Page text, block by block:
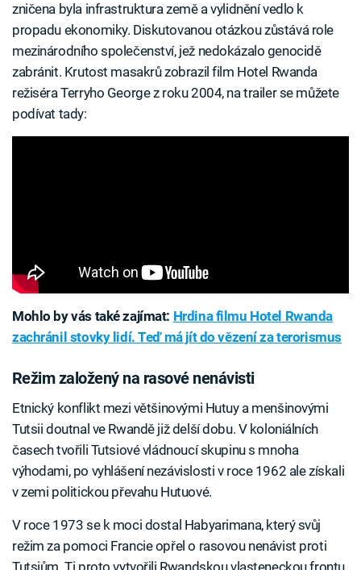
zničena byla infrastruktura země a vylidnění vedlo k
propadu ekonomiky. Diskutovanou otázkou zůstává role
mezinárodního společenství, jež nedokázalo genocidě
zabránit. Krutost masakrů zobrazil film Hotel Rwanda
režiséra Terryho George z roku 2004, na trailer se můžete
podívat tady:
Mohlo by vás také zajímat: Hrdina filmu Hotel Rwanda
zachránil stovky lidí. Teď má jít do vězení za terorismus
Režim založený na rasové nenávisti
Etnický konflikt mezi většinovými Hutuy a menšinovými
Tutsii doutnal ve Rwandě již delší dobu. V koloniálních
časech tvořili Tutsiové vládnoucí skupinu s mnoha
výhodami, po vyhlášení nezávislosti v roce 1962 ale získali
v zemi politickou převahu Hutuové.
V roce 1973 se k moci dostal Habyarimana, který svůj
režim za pomoci Francie opřel o rasovou nenávist proti